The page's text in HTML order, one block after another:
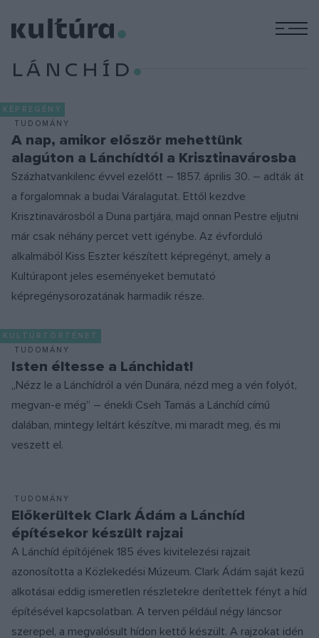
LÁNCHÍD
KÉPREGÉNY
TUDOMÁNY
A nap, amikor először mehettünk
alagúton a Lánchídtól a Krisztinavárosba
Százhatvankilenc évvel ezelőtt – 1857. április 30. – adták át
a forgalomnak a budai Váralagutat. Ettől kezdve
Krisztinavárosból a Duna partjára, majd onnan Pestre eljutni
már csak néhány percet vett igénybe. Az évforduló
alkalmából Kiss Eszter készített képregényt, amely a
Kultúrapont jeles eseményeket bemutató
képregénysorozatának harmadik része.
KULTÚRTÖRTÉNET
TUDOMÁNY
Isten éltesse a Lánchidat!
„Nézz le a Lánchídról a vén Dunára, nézd meg a vén folyót,
megvan-e még” – énekli Cseh Tamás a Lánchíd című
dalában, mintegy leltárt készítve, mi maradt meg, és mi
veszett el.
TUDOMÁNY
Előkerültek Clark Ádám a Lánchíd
építésekor készült rajzai
A Lánchíd építőjének 185 éves kivitelezési rajzait
azonosította a Közlekedési Múzeum. Clark Ádám saját kezű
alkotásai eddig ismeretlen részletekre derítettek fényt a híd
építésével kapcsolatban. A terven például négy láncsor
szerepel, a megvalósult hídon kettő készült. A rajzokat idén